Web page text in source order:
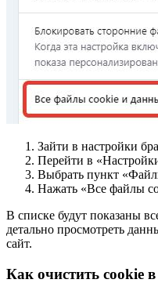
Зайти в настройки
Перейти в
Выбрать пункт
Нажать «Все файлы
В списке будут показаны
детально просмотреть
сайт.
Как очистить cookie